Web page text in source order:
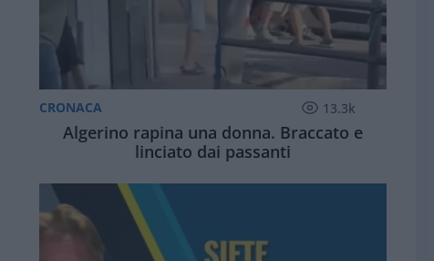
CRONACA 13.3k
Algerino rapina una donna. Braccato e
linciato dai passanti